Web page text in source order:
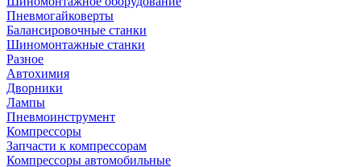
Пневмогайковерты
Балансировочные станки
Шиномонтажные станки
Разное
Автохимия
Дворники
Лампы
Пневмоинструмент
Компрессоры
Запчасти к компрессорам
Компрессоры автомобильные